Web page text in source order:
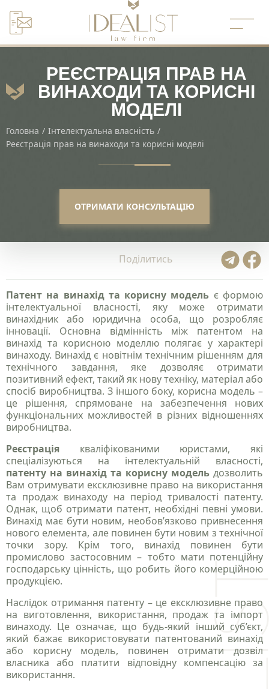
Перейти
до
РЕЄСТРАЦІЯ ПРАВ НА
ВИНАХОДИ ТА КОРИСНІ
МОДЕЛІ
Головна / Інтелектуальна власність /
Реєстрація прав на винаходи та корисні моделі
ОТРИМАТИ КОНСУЛЬТАЦІЮ
Поділитись
Патент на винахід та корисну модель є формою
інтелектуальної власності, яку може отримати
винахідник або юридична особа, що розробляє
інновації. Основна відмінність між патентом на
винахід та корисною моделлю полягає у характері
винаходу. Винахід є новітнім технічним рішенням для
технічного завдання, яке дозволяє отримати
позитивний ефект, такий як нову техніку, матеріал або
спосіб виробництва. З іншого боку, корисна модель –
це рішення, спрямоване на забезпечення нових
функціональних можливостей в різних відношеннях
виробництва.
Реєстрація кваліфікованими юристами, які
спеціалізуються на інтелектуальній власності,
патенту на винахід та корисну модель дозволить
Вам отримувати ексклюзивне право на використання
та продаж винаходу на період тривалості патенту.
Однак, щоб отримати патент, необхідні певні умови.
Винахід має бути новим, необов’язково привнесення
нового елемента, але повинен бути новим з технічної
точки зору. Крім того, винахід повинен бути
промислово застосовним – тобто мати потенційну
господарську цінність, що робить його комерційною
продукцією.
Наслідок отримання патенту – це ексклюзивне право
на виготовлення, використання, продаж та імпорт
винаходу. Це означає, що будь-який інший суб’єкт,
який бажає використовувати патентований винахід
або корисну модель, повинен отримати дозвіл
власника або платити відповідну компенсацію за
використання.